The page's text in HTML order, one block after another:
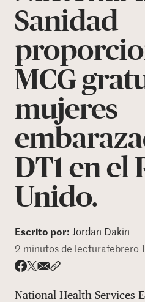
Recursos
Programas
Quienes somos
Sanidad
MCG
mujeres
DT1 en el
Unido.
Escrito por: Jordan Dakin
2 minutos de lecturafebrero
National Health Services